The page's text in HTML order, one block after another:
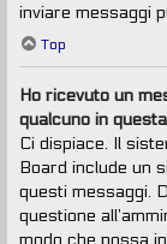
inviare messaggi
Top
Ho ricevuto un
qualcuno in
Ci dispiace. Il
Board include un
questi messaggi.
questione
modo che possa